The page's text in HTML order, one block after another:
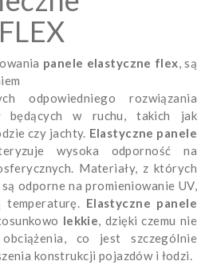
panele elastyczne flex, są
odpowiedniego rozwiązania
będących w ruchu, takich jak
czy jachty. Elastyczne panele
wysoka odporność na
Materiały, z których
są odporne na promieniowanie UV,
Elastyczne panele
lekkie, dzięki czemu nie
co jest szczególnie
konstrukcji pojazdów i łodzi.